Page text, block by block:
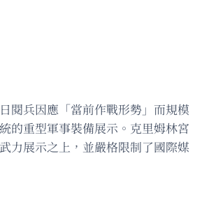
閱兵因應「當前作戰形勢」而規模
的重型軍事裝備展示。克里姆林宮
力展示之上，並嚴格限制了國際媒